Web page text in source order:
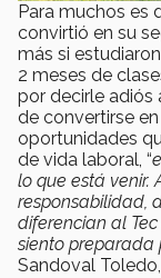
Para muchos es
convirtió en su
más si
2 meses de
por decirle adiós
de convertirse
oportunidades
de vida laboral, “
lo que está venir.
responsabilidad,
diferencian al
siento
Sandoval